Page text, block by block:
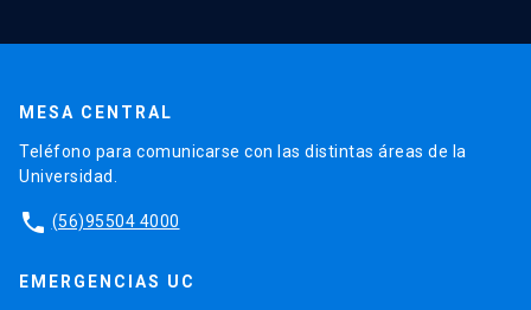
MESA CENTRAL
Teléfono para comunicarse con las distintas áreas de la
Universidad.
phone (56)95504 4000
EMERGENCIAS UC